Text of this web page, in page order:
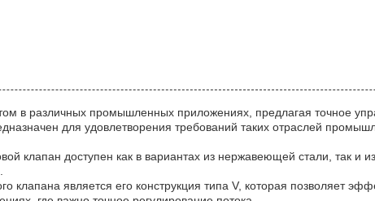
в различных промышленных приложениях, предлагая точное
для удовлетворения требований таких отраслей
клапан доступен как в вариантах из нержавеющей стали, так и
клапана является его конструкция типа V, которая позволяет